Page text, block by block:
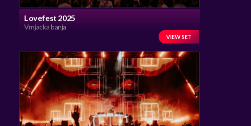
Lovefest 2025
Vrnjacka banja
VIEW SET